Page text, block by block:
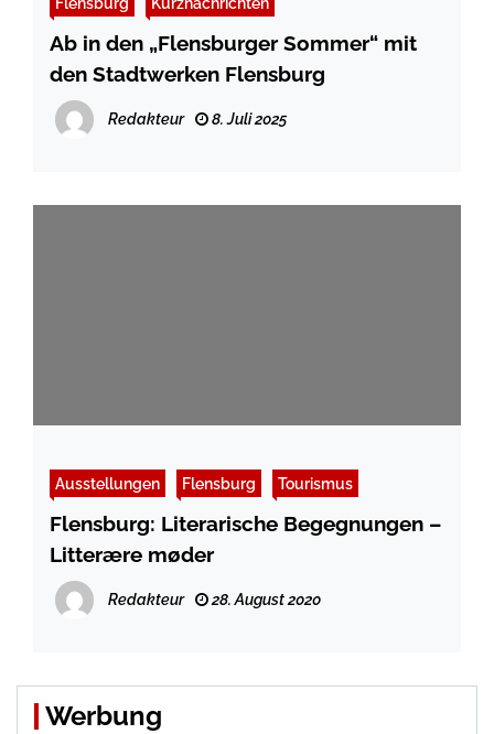
Ab in den „Flensburger Sommer“ mit
den Stadtwerken Flensburg
Redakteur 8. Juli 2025
Ausstellungen Flensburg Tourismus
Flensburg: Literarische Begegnungen –
Litterære møder
Redakteur 28. August 2020
Werbung